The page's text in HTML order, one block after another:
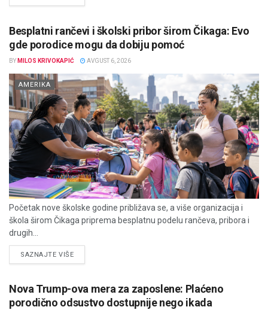
Besplatni rančevi i školski pribor širom Čikaga: Evo
gde porodice mogu da dobiju pomoć
BY MILOS KRIVOKAPIĆ AVGUST 6, 2026
AMERIKA
Početak nove školske godine približava se, a više organizacija i
škola širom Čikaga priprema besplatnu podelu rančeva, pribora i
drugih...
SAZNAJTE VIŠEDETAILS
Nova Trump-ova mera za zaposlene: Plaćeno
porodično odsustvo dostupnije nego ikada